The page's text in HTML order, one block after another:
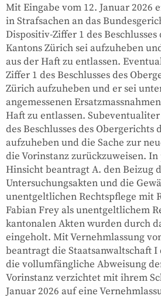
Mit Eingabe vom 12. Januar 2026
in Strafsachen an das
Dispositiv-Ziffer 1 des
Kantons Zürich sei aufzuheben
aus der Haft zu entlassen.
Ziffer 1 des Beschlusses des
Zürich aufzuheben und er sei
angemessenen
Haft zu entlassen.
des Beschlusses des Obergerichts
aufzuheben und die Sache zur
die Vorinstanz zurückzuweisen. In
Hinsicht beantragt A. den Beizug
Untersuchungsakten und die
unentgeltlichen Rechtspflege mit
Fabian Frey als unentgeltlichem
kantonalen Akten wurden durch
eingeholt. Mit Vernehmlassung
beantragt die Staatsanwaltschaft I
die vollumfängliche Abweisung
Vorinstanz verzichtet mit ihrem
Januar 2026 auf eine